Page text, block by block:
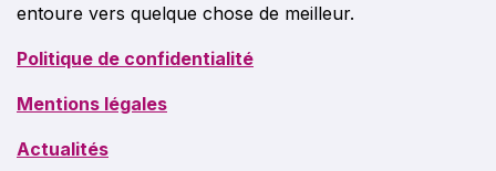
entoure vers quelque chose de meilleur.
Politique de confidentialité
Mentions légales
Actualités